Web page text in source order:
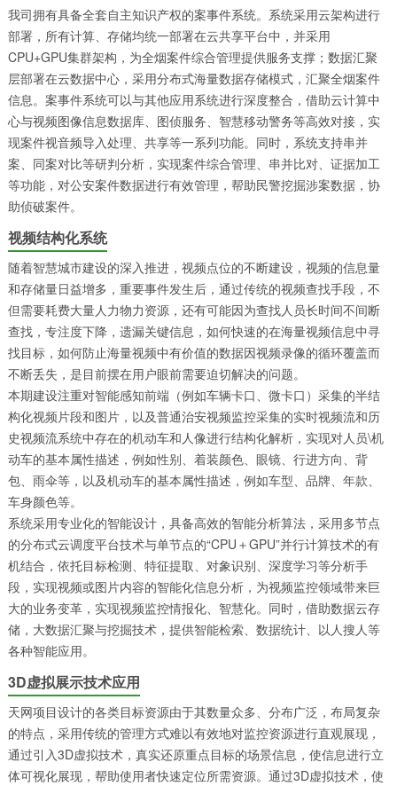
我司拥有具备全套自主知识产权的案事件系统。系统采用云架构进行
部署，所有计算、存储均统一部署在云共享平台中，并采用
CPU+GPU集群架构，为全烟案件综合管理提供服务支撑；数据汇聚
层部署在云数据中心，采用分布式海量数据存储模式，汇聚全烟案件
信息。案事件系统可以与其他应用系统进行深度整合，借助云计算中
心与视频图像信息数据库、图侦服务、智慧移动警务等高效对接，实
现案件视音频导入处理、共享等一系列功能。同时，系统支持串并
案、同案对比等研判分析，实现案件综合管理、串并比对、证据加工
等功能，对公安案件数据进行有效管理，帮助民警挖掘涉案数据，协
助侦破案件。
视频结构化系统
随着智慧城市建设的深入推进，视频点位的不断建设，视频的信息量
和存储量日益增多，重要事件发生后，通过传统的视频查找手段，不
但需要耗费大量人力物力资源，还有可能因为查找人员长时间不间断
查找，专注度下降，遗漏关键信息，如何快速的在海量视频信息中寻
找目标，如何防止海量视频中有价值的数据因视频录像的循环覆盖而
不断丢失，是目前摆在用户眼前需要迫切解决的问题。
本期建设注重对智能感知前端（例如车辆卡口、微卡口）采集的半结
构化视频片段和图片，以及普通治安视频监控采集的实时视频流和历
史视频流系统中存在的机动车和人像进行结构化解析，实现对人员\机
动车的基本属性描述，例如性别、着装颜色、眼镜、行进方向、背
包、雨伞等，以及机动车的基本属性描述，例如车型、品牌、年款、
车身颜色等。
系统采用专业化的智能设计，具备高效的智能分析算法，采用多节点
的分布式云调度平台技术与单节点的“CPU＋GPU”并行计算技术的有
机结合，依托目标检测、特征提取、对象识别、深度学习等分析手
段，实现视频或图片内容的智能化信息分析，为视频监控领域带来巨
大的业务变革，实现视频监控情报化、智慧化。同时，借助数据云存
储，大数据汇聚与挖掘技术，提供智能检索、数据统计、以人搜人等
各种智能应用。
3D虚拟展示技术应用
天网项目设计的各类目标资源由于其数量众多、分布广泛，布局复杂
的特点，采用传统的管理方式难以有效地对监控资源进行直观展现，
通过引入3D虚拟技术，真实还原重点目标的场景信息，使信息进行立
体可视化展现，帮助使用者快速定位所需资源。通过3D虚拟技术，使